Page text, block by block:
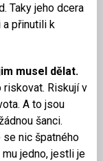
Taky jeho dcera
přinutili k
musel dělat.
Riskují v
A to jsou
šanci.
se nic špatného
jedno, jestli je